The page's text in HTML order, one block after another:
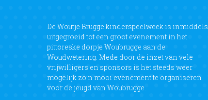
De Woutje Brugge kinderspeelweek is inmiddels
uitgegroeid tot een groot evenement in het
pittoreske dorpje Woubrugge aan de
Woudwetering. Mede door de inzet van vele
vrijwilligers en sponsors is het steeds weer
mogelijk zo’n mooi evenement te organiseren
voor de jeugd van Woubrugge.